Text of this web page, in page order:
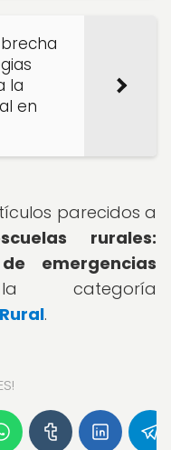
la
en
parecidos a
rurales:
emergencias
categoría
.